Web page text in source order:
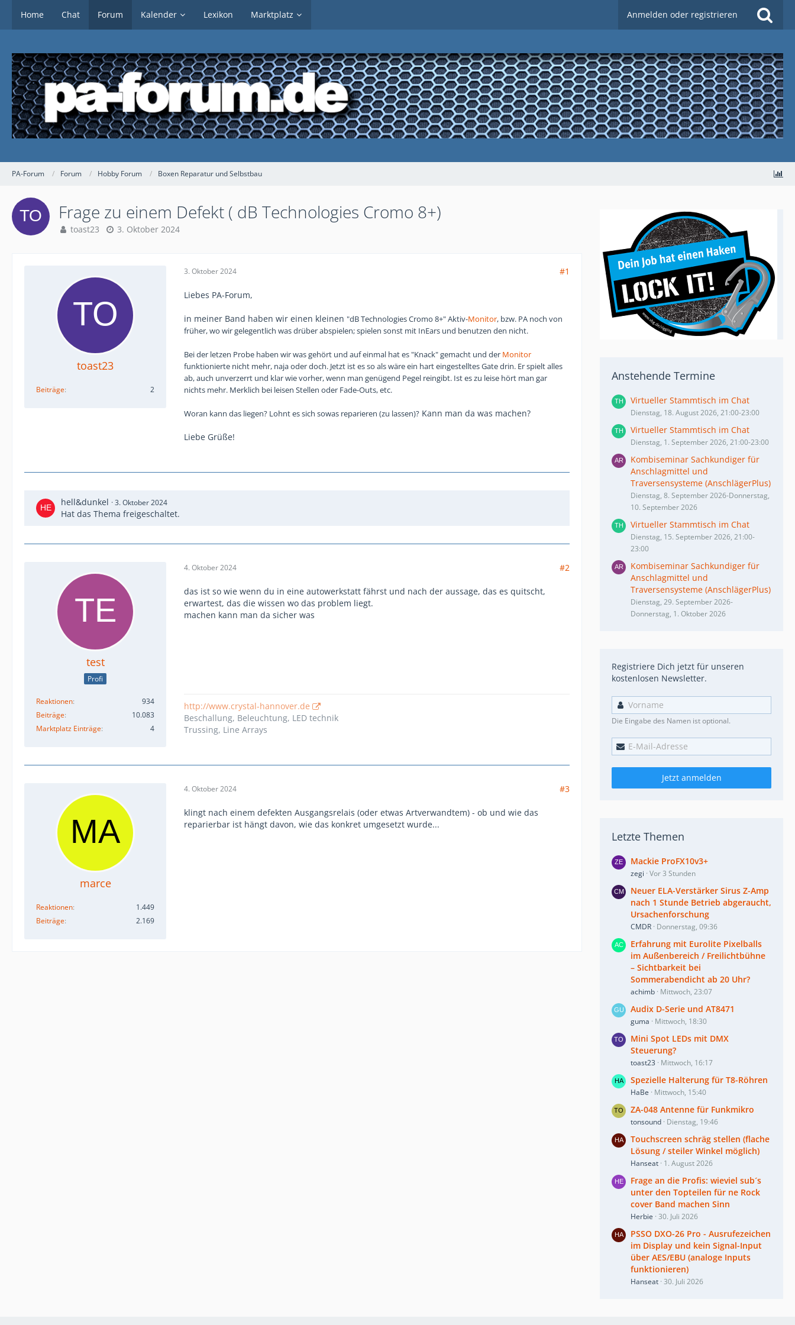
Home Chat Forum Kalender Lexikon Marktplatz Anmelden oder registrieren
PA-Forum Forum Hobby Forum Boxen Reparatur und Selbstbau
Frage zu einem Defekt ( dB Technologies Cromo 8+)
toast23 3. Oktober 2024
toast23
Beiträge 2
3. Oktober 2024 #1
Liebes PA-Forum,
in meiner Band haben wir einen kleinen "dB Technologies Cromo 8+" Aktiv-Monitor, bzw. PA noch von
früher, wo wir gelegentlich was drüber abspielen; spielen sonst mit InEars und benutzen den nicht.
Bei der letzen Probe haben wir was gehört und auf einmal hat es "Knack" gemacht und der Monitor
funktionierte nicht mehr, naja oder doch. Jetzt ist es so als wäre ein hart eingestelltes Gate drin. Er spielt alles
ab, auch unverzerrt und klar wie vorher, wenn man genügend Pegel reingibt. Ist es zu leise hört man gar
nichts mehr. Merklich bei leisen Stellen oder Fade-Outs, etc.
Woran kann das liegen? Lohnt es sich sowas reparieren (zu lassen)? Kann man da was machen?
Liebe Grüße!
hell&dunkel 3. Oktober 2024
Hat das Thema freigeschaltet.
test
Profi
Reaktionen
934
Beiträge
10.083
Marktplatz Einträge
4
4. Oktober 2024 #2
das ist so wie wenn du in eine autowerkstatt fährst und nach der aussage, das es quitscht,
erwartest, das die wissen wo das problem liegt.
machen kann man da sicher was
http://www.crystal-hannover.de
Beschallung, Beleuchtung, LED technik
Trussing, Line Arrays
marce
Reaktionen
1.449
Beiträge
2.169
4. Oktober 2024 #3
klingt nach einem defekten Ausgangsrelais (oder etwas Artverwandtem) - ob und wie das
reparierbar ist hängt davon, wie das konkret umgesetzt wurde...
Anstehende Termine
Virtueller Stammtisch im Chat
Dienstag, 18. August 2026, 21:00-23:00
Virtueller Stammtisch im Chat
Dienstag, 1. September 2026, 21:00-23:00
Kombiseminar Sachkundiger für
Anschlagmittel und
Traversensysteme (AnschlägerPlus)
Dienstag, 8. September 2026-Donnerstag,
10. September 2026
Virtueller Stammtisch im Chat
Dienstag, 15. September 2026, 21:00-
23:00
Kombiseminar Sachkundiger für
Anschlagmittel und
Traversensysteme (AnschlägerPlus)
Dienstag, 29. September 2026-
Donnerstag, 1. Oktober 2026
Registriere Dich jetzt für unseren
kostenlosen Newsletter.
Die Eingabe des Namen ist optional.
Jetzt anmelden
Letzte Themen
Mackie ProFX10v3+
zegi Vor 3 Stunden
Neuer ELA-Verstärker Sirus Z-Amp
nach 1 Stunde Betrieb abgeraucht,
Ursachenforschung
CMDR Donnerstag, 09:36
Erfahrung mit Eurolite Pixelballs
im Außenbereich / Freilichtbühne
– Sichtbarkeit bei
Sommerabendicht ab 20 Uhr?
achimb Mittwoch, 23:07
Audix D-Serie und AT8471
guma Mittwoch, 18:30
Mini Spot LEDs mit DMX
Steuerung?
toast23 Mittwoch, 16:17
Spezielle Halterung für T8-Röhren
HaBe Mittwoch, 15:40
ZA-048 Antenne für Funkmikro
tonsound Dienstag, 19:46
Touchscreen schräg stellen (flache
Lösung / steiler Winkel möglich)
Hanseat 1. August 2026
Frage an die Profis: wieviel sub´s
unter den Topteilen für ne Rock
cover Band machen Sinn
Herbie 30. Juli 2026
PSSO DXO-26 Pro - Ausrufezeichen
im Display und kein Signal-Input
über AES/EBU (analoge Inputs
funktionieren)
Hanseat 30. Juli 2026